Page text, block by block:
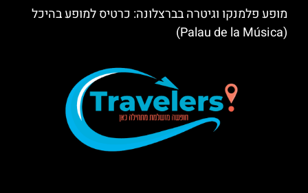
מופע פלמנקו וגיטרה בברצלונה: כרטיס למופע בהיכל
(Palau de la Música)